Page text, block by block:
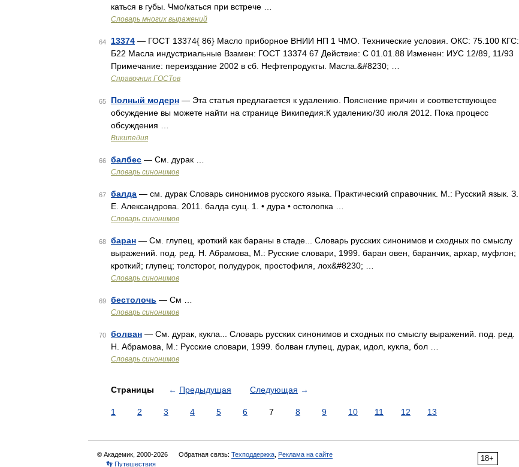
каться в губы. Чмо/каться при встрече …
Словарь многих выражений
64 13374 — ГОСТ 13374{ 86} Масло приборное ВНИИ НП 1 ЧМО. Технические условия. ОКС: 75.100 КГС:
Б22 Масла индустриальные Взамен: ГОСТ 13374 67 Действие: С 01.01.88 Изменен: ИУС 12/89, 11/93
Примечание: переиздание 2002 в сб. Нефтепродукты. Масла.&#8230; …
Справочник ГОСТов
65 Полный модерн — Эта статья предлагается к удалению. Пояснение причин и соответствующее
обсуждение вы можете найти на странице Википедия:К удалению/30 июля 2012. Пока процесс
обсуждения …
Википедия
66 балбес — См. дурак …
Словарь синонимов
67 балда — см. дурак Словарь синонимов русского языка. Практический справочник. М.: Русский язык. З.
Е. Александрова. 2011. балда сущ. 1. • дура • остолопка …
Словарь синонимов
68 баран — См. глупец, кроткий как бараны в стаде... Словарь русских синонимов и сходных по смыслу
выражений. под. ред. Н. Абрамова, М.: Русские словари, 1999. баран овен, баранчик, архар, муфлон;
кроткий; глупец; толсторог, полудурок, простофиля, лох&#8230; …
Словарь синонимов
69 бестолочь — См …
Словарь синонимов
70 болван — См. дурак, кукла... Словарь русских синонимов и сходных по смыслу выражений. под. ред.
Н. Абрамова, М.: Русские словари, 1999. болван глупец, дурак, идол, кукла, бол …
Словарь синонимов
Страницы ← Предыдущая Следующая →
1 2 3 4 5 6 7 8 9 10 11 12 13
18+
© Академик, 2000-2026 Обратная связь: Техподдержка Реклама на сайте
👣 Путешествия